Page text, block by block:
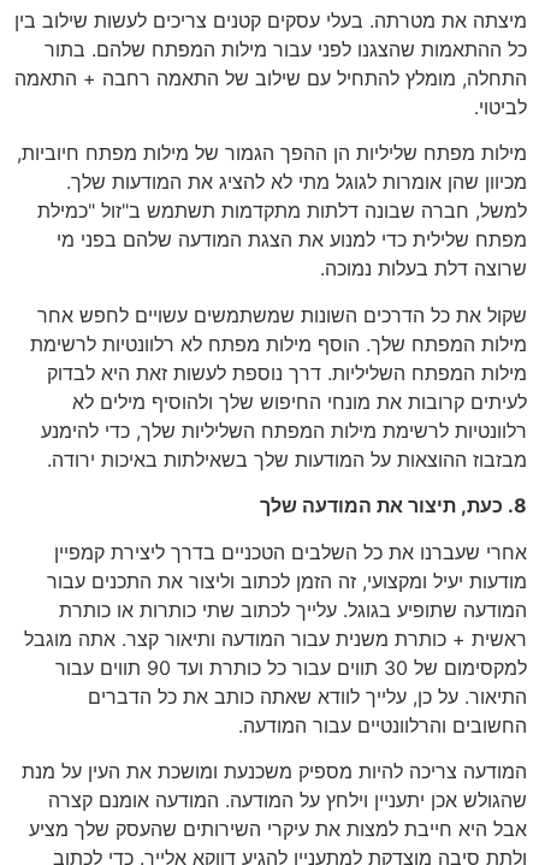
מיצתה את מטרתה. בעלי עסקים קטנים צריכים לעשות שילוב בין
כל ההתאמות שהצגנו לפני עבור מילות המפתח שלהם. בתור
התחלה, מומלץ להתחיל עם שילוב של התאמה רחבה + התאמה
לביטוי.
מילות מפתח שליליות הן ההפך הגמור של מילות מפתח חיוביות,
מכיוון שהן אומרות לגוגל מתי לא להציג את המודעות שלך.
למשל, חברה שבונה דלתות מתקדמות תשתמש ב"זול "כמילת
מפתח שלילית כדי למנוע את הצגת המודעה שלהם בפני מי
שרוצה דלת בעלות נמוכה.
שקול את כל הדרכים השונות שמשתמשים עשויים לחפש אחר
מילות המפתח שלך. הוסף מילות מפתח לא רלוונטיות לרשימת
מילות המפתח השליליות. דרך נוספת לעשות זאת היא לבדוק
לעיתים קרובות את מונחי החיפוש שלך ולהוסיף מילים לא
רלוונטיות לרשימת מילות המפתח השליליות שלך, כדי להימנע
מבזבוז ההוצאות על המודעות שלך בשאילתות באיכות ירודה.
8. כעת, תיצור את המודעה שלך
אחרי שעברנו את כל השלבים הטכניים בדרך ליצירת קמפיין
מודעות יעיל ומקצועי, זה הזמן לכתוב וליצור את התכנים עבור
המודעה שתופיע בגוגל. עלייך לכתוב שתי כותרות או כותרת
ראשית + כותרת משנית עבור המודעה ותיאור קצר. אתה מוגבל
למקסימום של 30 תווים עבור כל כותרת ועד 90 תווים עבור
התיאור. על כן, עלייך לוודא שאתה כותב את כל הדברים
החשובים והרלוונטיים עבור המודעה.
המודעה צריכה להיות מספיק משכנעת ומושכת את העין על מנת
שהגולש אכן יתעניין וילחץ על המודעה. המודעה אומנם קצרה
אבל היא חייבת למצות את עיקרי השירותים שהעסק שלך מציע
ולתת סיבה מוצדקת למתעניין להגיע דווקא אלייך. כדי לכתוב